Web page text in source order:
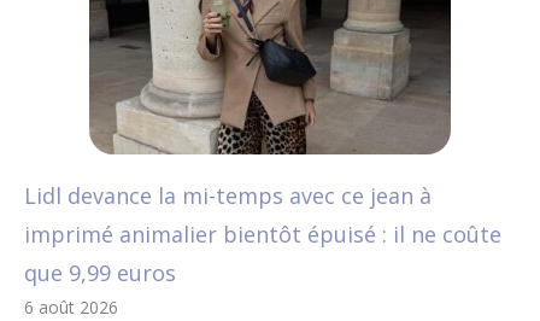
Lidl devance la mi-temps avec ce jean à
imprimé animalier bientôt épuisé : il ne coûte
que 9,99 euros
6 août 2026